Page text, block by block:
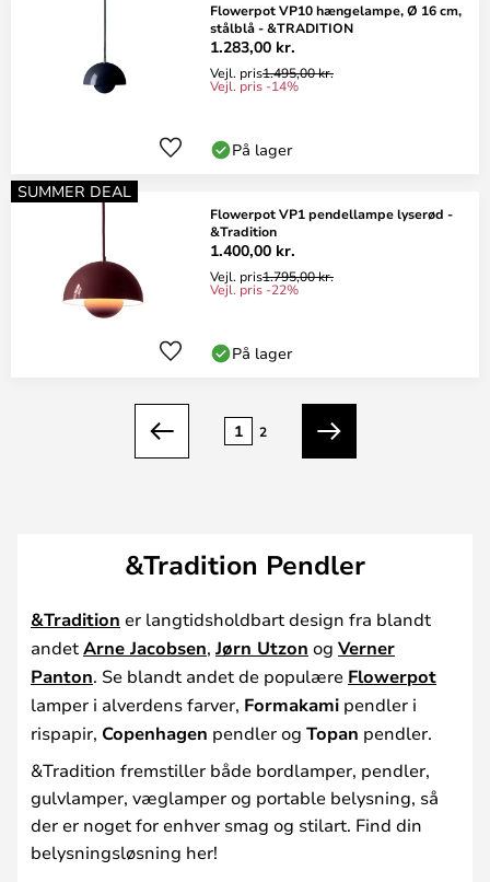
Flowerpot VP10 hængelampe, Ø 16 cm,
stålblå - &TRADITION
1.283,00 kr.
Vejl. pris1.495,00 kr.
Vejl. pris -14%
På lager
SUMMER DEAL
Flowerpot VP1 pendellampe lyserød -
&Tradition
1.400,00 kr.
Vejl. pris1.795,00 kr.
Vejl. pris -22%
På lager
Forrige
1 2
Næste
&Tradition Pendler
&Tradition er langtidsholdbart design fra blandt
andetArne Jacobsen, Jørn Utzon og Verner
Panton. Se blandt andet de populære Flowerpot
lamper i alverdens farver, Formakami pendler i
rispapir, Copenhagen pendler og Topan pendler.
&Tradition fremstiller både bordlamper, pendler,
gulvlamper, væglamper og portable belysning, så
der er noget for enhver smag og stilart. Find din
belysningsløsning her!